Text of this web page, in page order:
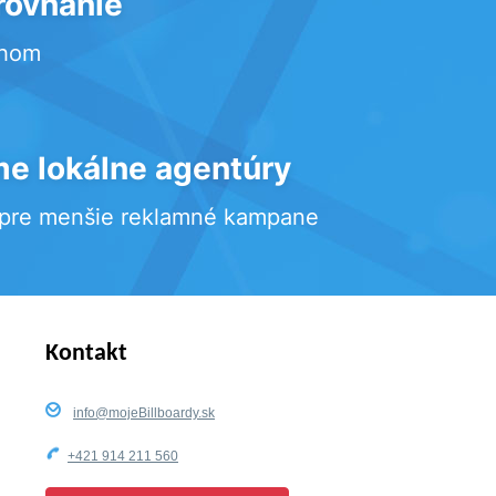
lokálne agentúry
menšie reklamné kampane
Kontakt
info@mojeBillboardy.sk
+421 914 211 560